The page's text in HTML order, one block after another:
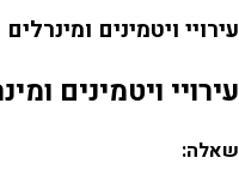
עירויי ויטמינים
עירויי ויטמינים
שאלה: